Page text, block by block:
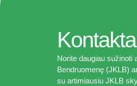
Norite daugiau sužinoti
Bendruomenę (JKLB)
su artimiausiu JKLB